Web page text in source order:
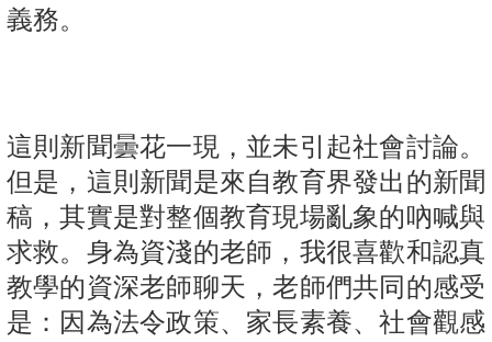
義務。
這則新聞曇花一現，並未引起社會討論。
但是，這則新聞是來自教育界發出的新聞
稿，其實是對整個教育現場亂象的吶喊與
求救。身為資淺的老師，我很喜歡和認真
教學的資深老師聊天，老師們共同的感受
是：因為法令政策、家長素養、社會觀感